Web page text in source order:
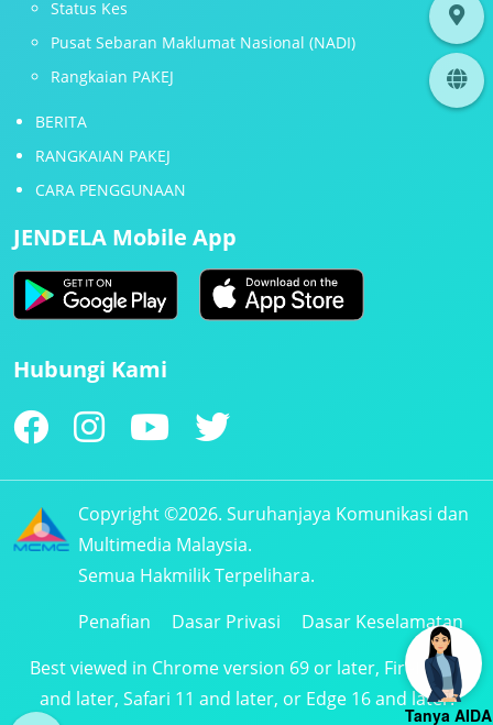
Status Kes
Pusat Sebaran Maklumat Nasional (NADI)
Rangkaian PAKEJ
BERITA
RANGKAIAN PAKEJ
CARA PENGGUNAAN
JENDELA Mobile App
Hubungi Kami
Copyright ©2026. Suruhanjaya Komunikasi dan
Multimedia Malaysia.
Semua Hakmilik Terpelihara.
Penafian
Dasar Privasi
Dasar Keselamatan
Best viewed in Chrome version 69 or later, Firefox 61
and later, Safari 11 and later, or Edge 16 and later.